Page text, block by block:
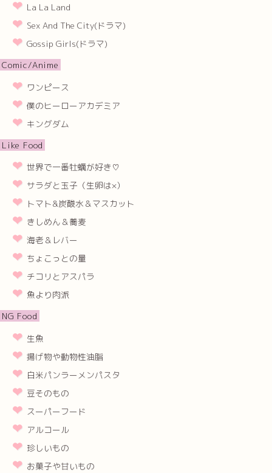
La La Land
Sex And The City(ドラマ)
Gossip Girls(ドラマ)
Comic/Anime
ワンピース
僕のヒーローアカデミア
キングダム
Like Food
世界で一番牡蠣が好き♡
サラダと玉子（生卵は×）
トマト&炭酸水＆マスカット
きしめん＆蕎麦
海老＆レバー
ちょこっとの量
チコリとアスパラ
魚より肉派
NG Food
生魚
揚げ物や動物性油脂
白米パンラーメンパスタ
豆そのもの
スーパーフード
アルコール
珍しいもの
お菓子や甘いもの